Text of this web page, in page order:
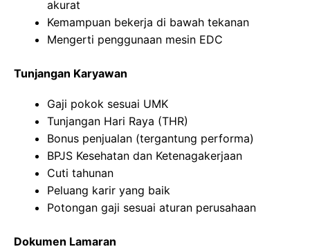
akurat
Kemampuan bekerja di bawah tekanan
Mengerti penggunaan mesin EDC
Tunjangan Karyawan
Gaji pokok sesuai UMK
Tunjangan Hari Raya (THR)
Bonus penjualan (tergantung performa)
BPJS Kesehatan dan Ketenagakerjaan
Cuti tahunan
Peluang karir yang baik
Potongan gaji sesuai aturan perusahaan
Dokumen Lamaran